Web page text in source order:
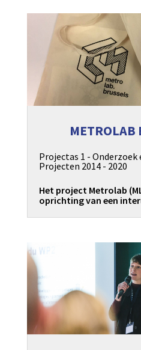
METROLAB
Projectas 1 - Onderzoek
Projecten 2014 - 2020
Het project Metrolab
oprichting van een